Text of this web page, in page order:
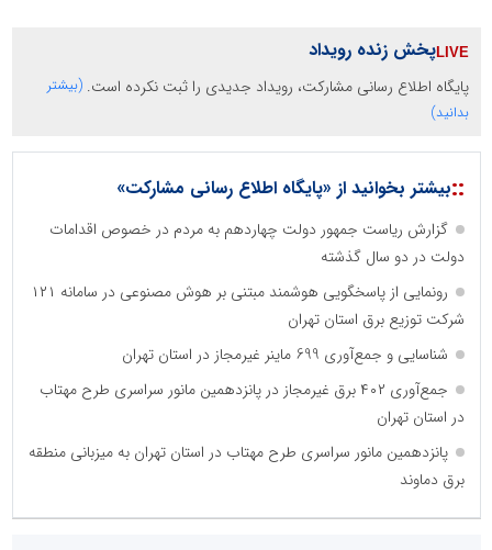
پخش زنده رویداد
پایگاه اطلاع رسانی مشارکت، رویداد جدیدی را ثبت نکرده است. (بیشتر
بدانید)
::بیشتر بخوانید از «پایگاه اطلاع رسانی مشارکت»
گزارش ریاست جمهور دولت چهاردهم به مردم در خصوص اقدامات
دولت در دو سال گذشته
رونمایی از پاسخگویی هوشمند مبتنی بر هوش مصنوعی در سامانه ۱۲۱
شرکت توزیع برق استان تهران
شناسایی و جمع‌آوری 699 ماینر غیرمجاز در استان تهران
جمع‌آوری ۴۰۲ برق غیرمجاز در پانزدهمین مانور سراسری طرح مهتاب
در استان تهران
پانزدهمین مانور سراسری طرح مهتاب در استان تهران به میزبانی منطقه
برق دماوند